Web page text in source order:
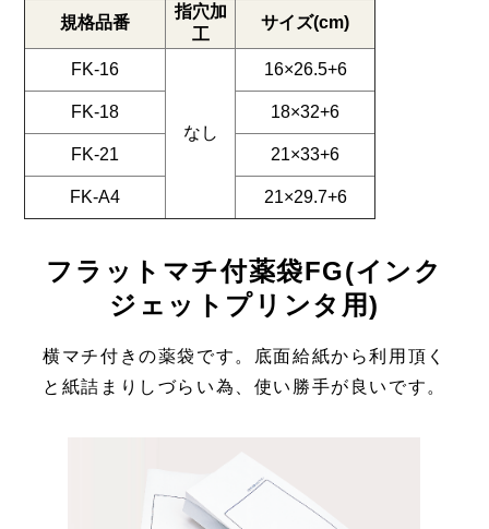
規格品番
指穴加
工
サイズ(cm)
FK-16
なし
16×26.5+6
FK-18 18×32+6
FK-21 21×33+6
FK-A4 21×29.7+6
フラットマチ付薬袋FG(インク
ジェットプリンタ用)
横マチ付きの薬袋です。底面給紙から利用頂く
と紙詰まりしづらい為、使い勝手が良いです。